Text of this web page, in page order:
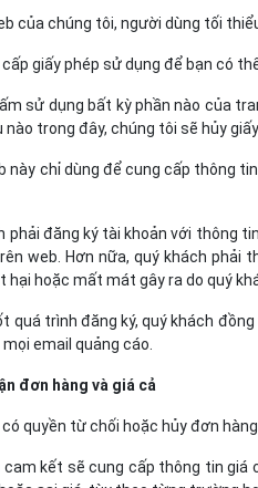
của chúng tôi, người dùng tối
cấp giấy phép sử dụng để bạn có
sử dụng bất kỳ phần nào của
nào trong đây, chúng tôi sẽ hủy
này chỉ dùng để cung cấp thông
phải đăng ký tài khoản với thông
web. Hơn nữa, quý khách phải
hại hoặc mất mát gây ra do quý
quá trình đăng ký, quý khách
email quảng cáo.
đơn hàng và giá cả
có quyền từ chối hoặc hủy đơn
cam kết sẽ cung cấp thông tin giá